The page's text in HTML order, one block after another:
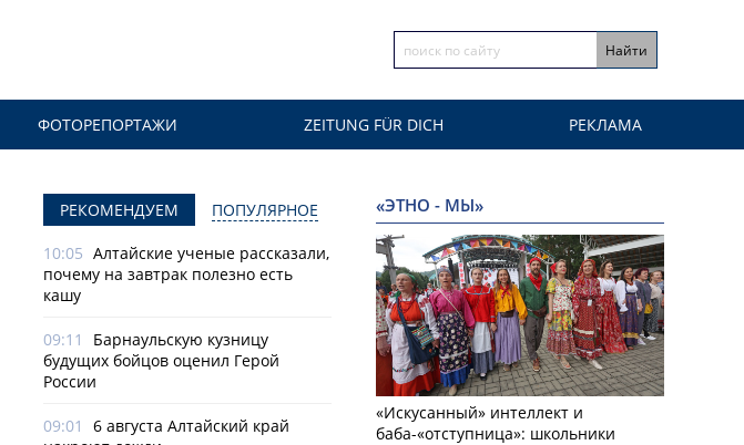
ФОТОРЕПОРТАЖИ ZEITUNG FÜR DICH РЕКЛАМА
РЕКОМЕНДУЕМ ПОПУЛЯРНОЕ
10:05 Алтайские ученые рассказали,
почему на завтрак полезно есть
кашу
09:11
Барнаульскую кузницу
будущих бойцов оценил Герой
России
09:01
6 августа Алтайский край
«ЭТНО - МЫ»
«Искусанный» интеллект и
баба-«отступница»: школьники